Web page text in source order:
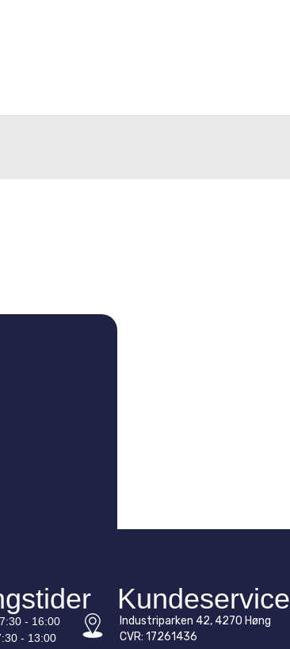
- 16:00
- 13:00
Kundeservice
Industriparken 42, 4270 Høng
CVR: 17261436